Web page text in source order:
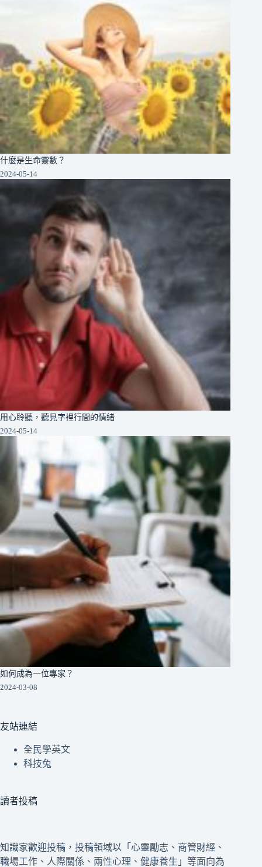
什麼是生命靈數？
2024-05-14
用心聆聽，聽見字裡行間的情緒
2024-05-14
如何成為一位專家？
2024-03-08
友站連結
全民學英文
科技兔
讀者投稿
知識家歡迎投稿，投稿領域以「心靈勵志、商管財經、
職場工作、人際關係、兩性心理、健康養生」等面向為